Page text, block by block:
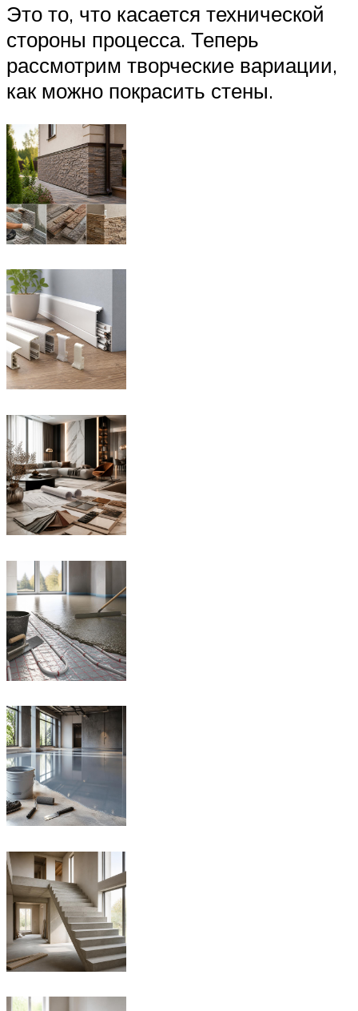
Это то, что касается технической
стороны процесса. Теперь
рассмотрим творческие вариации,
как можно покрасить стены.